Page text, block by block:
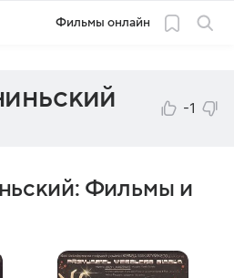
Фильмы онлайн
-1
Фильмы и